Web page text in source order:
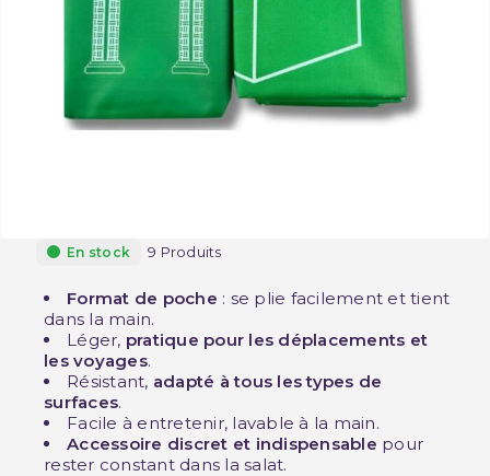
En stock 9 Produits
Format de poche : se plie facilement et tient
dans la main.
Léger, pratique pour les déplacements et
les voyages.
Résistant, adapté à tous les types de
surfaces.
Facile à entretenir, lavable à la main.
Accessoire discret et indispensable pour
rester constant dans la salat.